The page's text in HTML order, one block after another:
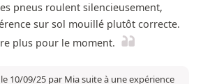
pneus roulent silencieusement,
sur sol mouillé plutôt correcte.
plus pour le moment.
10/09/25 par Mia suite à une expérience